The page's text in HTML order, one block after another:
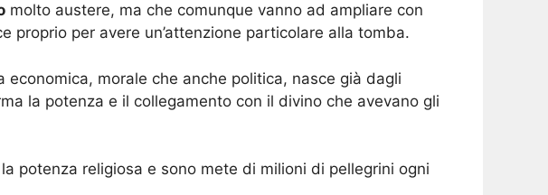
molto austere, ma che comunque vanno ad ampliare con
per avere un’attenzione particolare alla tomba.
morale che anche politica, nasce già dagli
la potenza e il collegamento con il divino che avevano gli
potenza religiosa e sono mete di milioni di pellegrini ogni